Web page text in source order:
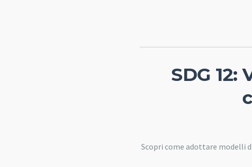
SDG
Scopri come adottare modelli